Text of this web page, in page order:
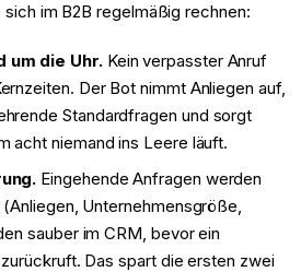
im B2B regelmäßig rechnen:
um die Uhr.Kein verpasster Anruf
Der Bot nimmt Anliegen auf,
Standardfragen und sorgt
acht niemand ins Leere läuft.
Eingehende Anfragen werden
Unternehmensgröße,
sauber im CRM, bevor ein
Das spart die ersten zwei